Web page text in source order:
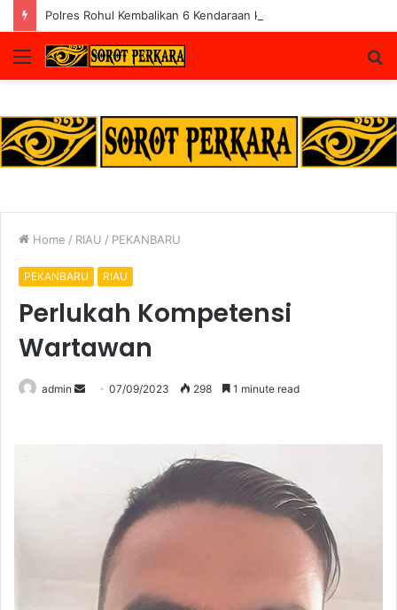
Menu
Home / RIAU / PEKANBARU
PEKANBARU RIAU
Perlukah Kompetensi
Wartawan
admin
Send07/09/2023 298 1 minute read